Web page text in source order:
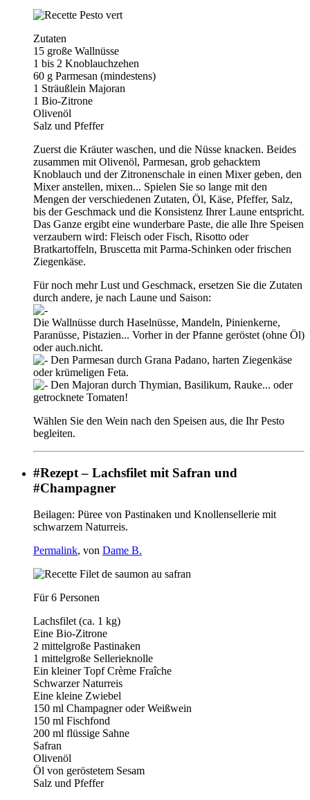
Zutaten
15 große Wallnüsse
1 bis 2 Knoblauchzehen
60 g Parmesan (mindestens)
1 Sträußlein Majoran
1 Bio-Zitrone
Olivenöl
Salz und Pfeffer
Zuerst die Kräuter waschen, und die Nüsse knacken. Beides
zusammen mit Olivenöl, Parmesan, grob gehacktem
Knoblauch und der Zitronenschale in einen Mixer geben, den
Mixer anstellen, mixen... Spielen Sie so lange mit den
Mengen der verschiedenen Zutaten, Öl, Käse, Pfeffer, Salz,
bis der Geschmack und die Konsistenz Ihrer Laune entspricht.
Das Ganze ergibt eine wunderbare Paste, die alle Ihre Speisen
verzaubern wird: Fleisch oder Fisch, Risotto oder
Bratkartoffeln, Bruscetta mit Parma-Schinken oder frischen
Ziegenkäse.
Für noch mehr Lust und Geschmack, ersetzen Sie die Zutaten
durch andere, je nach Laune und Saison:
Die Wallnüsse durch Haselnüsse, Mandeln, Pinienkerne,
Paranüsse, Pistazien... Vorher in der Pfanne geröstet (ohne Öl)
oder auch.nicht.
Den Parmesan durch Grana Padano, harten Ziegenkäse
oder krümeligen Feta.
Den Majoran durch Thymian, Basilikum, Rauke... oder
getrocknete Tomaten!
Wählen Sie den Wein nach den Speisen aus, die Ihr Pesto
begleiten.
#Rezept – Lachsfilet mit Safran und
#Champagner
Beilagen: Püree von Pastinaken und Knollensellerie mit
schwarzem Naturreis.
Permalink, von Dame B.
Für 6 Personen
Lachsfilet (ca. 1 kg)
Eine Bio-Zitrone
2 mittelgroße Pastinaken
1 mittelgroße Sellerieknolle
Ein kleiner Topf Crème Fraîche
Schwarzer Naturreis
Eine kleine Zwiebel
150 ml Champagner oder Weißwein
150 ml Fischfond
200 ml flüssige Sahne
Safran
Olivenöl
Öl von geröstetem Sesam
Salz und Pfeffer